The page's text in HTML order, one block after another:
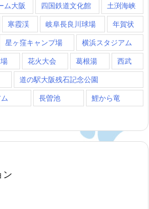
ム大阪 四国鉄道文化館
土渕海峡
寒霞渓 岐阜長良川球場
年賀状
星ヶ窪キャンプ場
横浜スタジアム
花火大会 葛根湯
西武
道の駅大阪残石記念公園
長曽池 鯉から竜
ン